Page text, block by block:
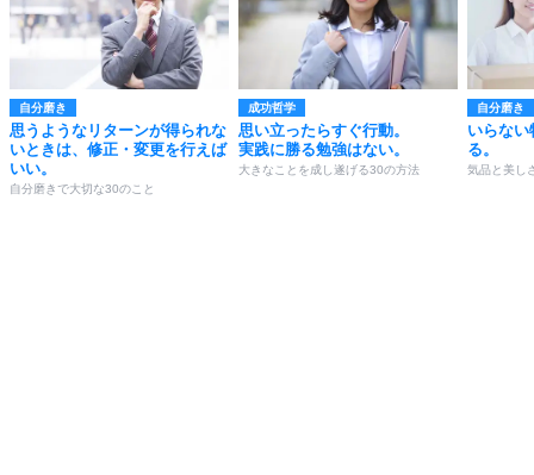
自分磨き
思うようなリターンが得られな
いときは、修正・変更を行えば
いい。
自分磨きで大切な30のこと
成功哲学
思い立ったらすぐ行動。
実践に勝る勉強はない。
大きなことを成し遂げる30の方法
自分磨き
いらない
る。
気品と美し